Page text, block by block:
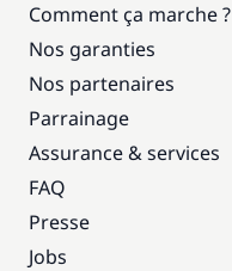
Comment ça marche ?
Nos garanties
Nos partenaires
Parrainage
Assurance & services
FAQ
Presse
Jobs